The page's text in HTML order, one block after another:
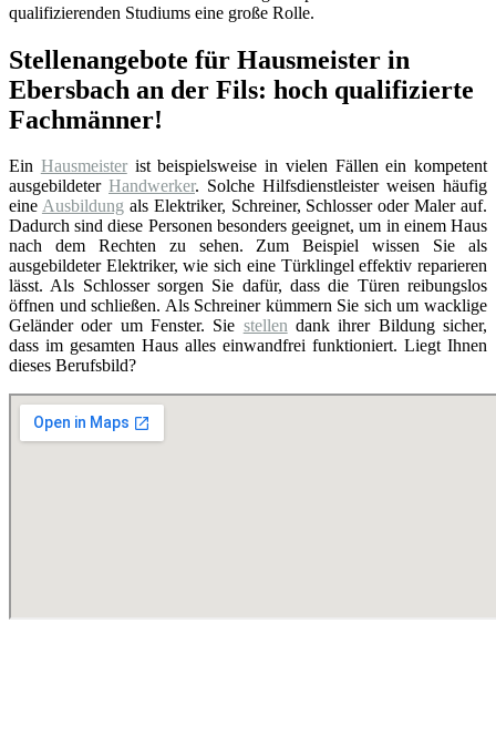
qualifizierenden Studiums eine große Rolle.
Stellenangebote für Hausmeister in
Ebersbach an der Fils: hoch qualifizierte
Fachmänner!
Ein Hausmeisterist beispielsweise in vielen Fällen ein kompetent
ausgebildeter Handwerker. Solche Hilfsdienstleister weisen häufig
eine Ausbildungals Elektriker, Schreiner, Schlosser oder Maler auf.
Dadurch sind diese Personen besonders geeignet, um in einem Haus
nach dem Rechten zu sehen. Zum Beispiel wissen Sie als
ausgebildeter Elektriker, wie sich eine Türklingel effektiv reparieren
lässt. Als Schlosser sorgen Sie dafür, dass die Türen reibungslos
öffnen und schließen. Als Schreiner kümmern Sie sich um wacklige
Geländer oder um Fenster. Sie stellendank ihrer Bildung sicher,
dass im gesamten Haus alles einwandfrei funktioniert. Liegt Ihnen
dieses Berufsbild?